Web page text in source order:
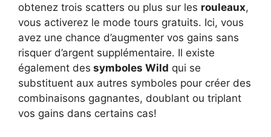
obtenez trois scatters ou plus sur les rouleaux,
vous activerez le mode tours gratuits. Ici, vous
avez une chance d’augmenter vos gains sans
risquer d’argent supplémentaire. Il existe
également des symboles Wild qui se
substituent aux autres symboles pour créer des
combinaisons gagnantes, doublant ou triplant
vos gains dans certains cas!